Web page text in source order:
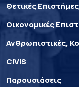
Θετικές
Οικονομικές
Ανθρωπιστικές,
CIVIS
Παρουσιάσεις